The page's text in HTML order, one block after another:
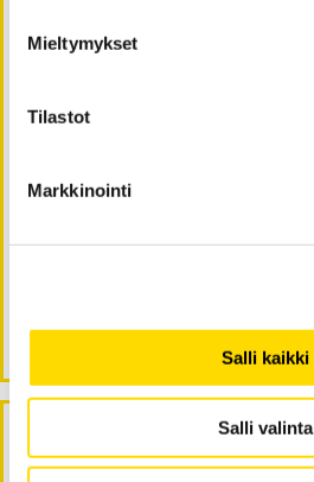
Mieltymykset
Tilastot
Markkinointi
Salli kaikki
Salli valinta
Kriittisen ajattelun taito
Tunnelmia tutkijavierailulta:
Ratkaisuja kestävyyden ja
Väitöskirjatutkijan ura
Viimeisimmät kommentit